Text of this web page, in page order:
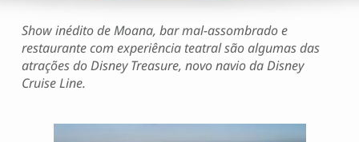
Show inédito de Moana, bar mal-assombrado e
restaurante com experiência teatral são algumas das
atrações do Disney Treasure, novo navio da Disney
Cruise Line.